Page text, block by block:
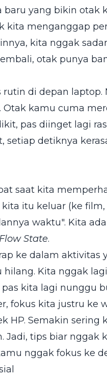
baru yang bikin otak
kita menganggap
kita nggak
otak punya
di depan laptop.
kamu cuma
pas diinget lagi
setiap detiknya
saat kita
itu keluar (ke
waktu". Kita
Flow State.
ke dalam aktivitas
Kita nggak
pas kita lagi nunggu
fokus kita justru ke
Semakin sering
tips biar nggak
nggak fokus ke